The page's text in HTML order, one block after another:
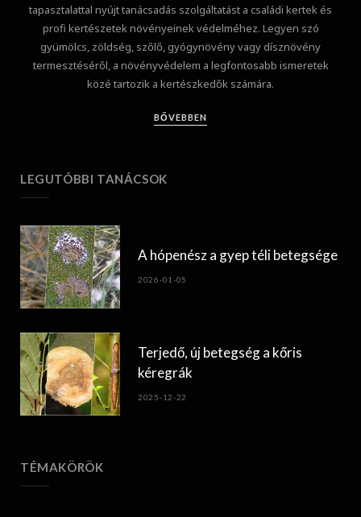
tapasztalattal nyújt tanácsadás szolgáltatást a családi kertek és
profi kertészetek növényeinek védelméhez. Legyen szó
gyümölcs, zöldség, szőlő, gyógynövény vagy dísznövény
termesztéséről, a növényvédelem a legfontosabb ismeretek
közé tartozik a kertészkedők számára.
BŐVEBBEN
LEGUTÓBBI TANÁCSOK
A hópenész a gyep téli betegsége
2026-01-05
Terjedő, új betegség a kőris
kéregrák
2025-12-22
TÉMAKÖRÖK